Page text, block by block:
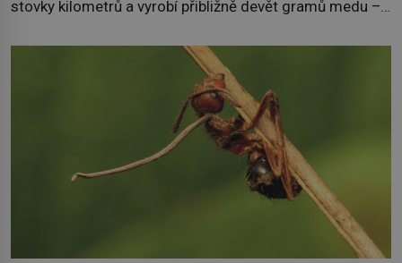
stovky kilometrů a vyrobí přibližně devět gramů medu –
bezvýznamná. Teprve když se spojí s dalšími desítkami
tisíc příslušnic svého včelstva, vznikne jeden z
nejdokonalejších organismů […]